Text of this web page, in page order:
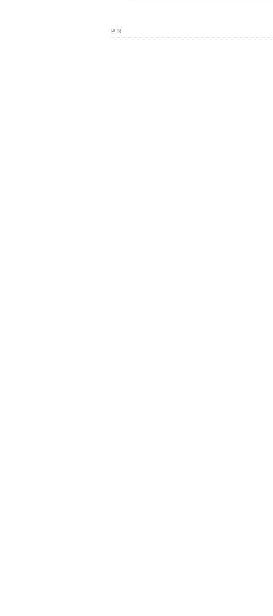
P R